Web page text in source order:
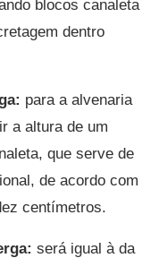
blocos canaleta
dentro
para a alvenaria
a altura de um
que serve de
de acordo com
centímetros.
será igual à da